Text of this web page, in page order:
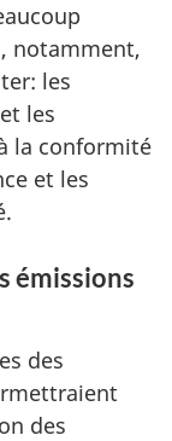
notamment,
les
les
la conformité
et les
émissions
des
des